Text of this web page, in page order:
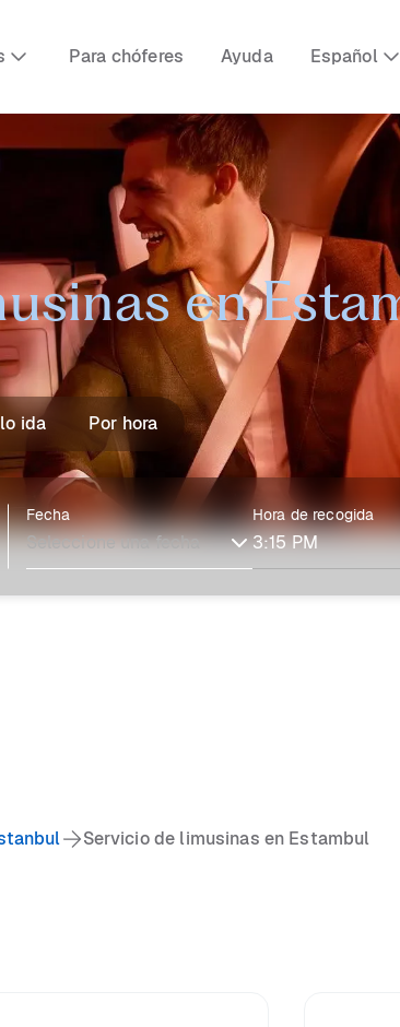
Para chóferes Ayuda Español
en
ida Por hora
Fecha Hora de recogida
Servicio de limusinas en Estambul